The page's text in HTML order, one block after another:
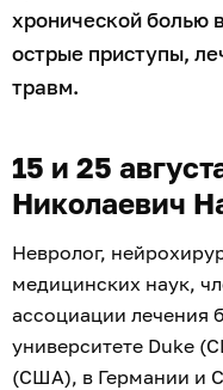
хронической болью
острые приступы,
травм.
15 и 25
Николаевич
Невролог,
медицинских наук,
ассоциации лечения
университете Duke
(США), в Германии и